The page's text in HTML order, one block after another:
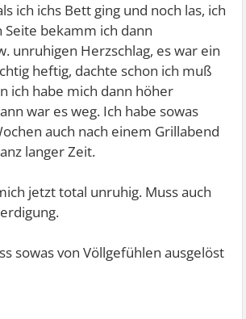
ich ichs Bett ging und noch las, ich
Seite bekamm ich dann
unruhigen Herzschlag, es war ein
heftig, dachte schon ich muß
ich habe mich dann höher
war es weg. Ich habe sowas
auch nach einem Grillabend
langer Zeit.
jetzt total unruhig. Muss auch
sowas von Völlgefühlen ausgelöst